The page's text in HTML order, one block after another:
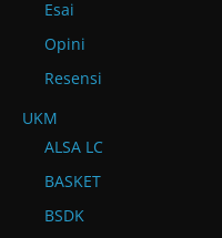
Esai
Opini
Resensi
UKM
ALSA LC
BASKET
BSDK